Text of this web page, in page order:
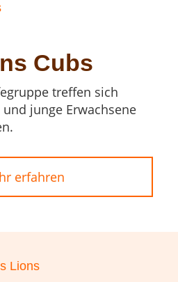
Cubs
treffen sich
junge Erwachsene
erfahren